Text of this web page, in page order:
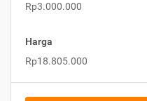
Rp3.000.000
Harga
Rp18.805.000